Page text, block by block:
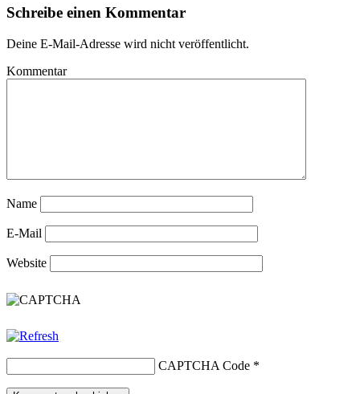
Schreibe einen Kommentar
Deine E-Mail-Adresse wird nicht veröffentlicht.
Kommentar
Name
E-Mail
Website
CAPTCHA Code *